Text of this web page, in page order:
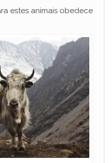
estes animais obedece